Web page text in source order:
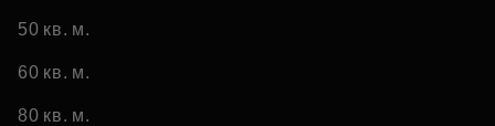
50 кв. м.
60 кв. м.
80 кв. м.